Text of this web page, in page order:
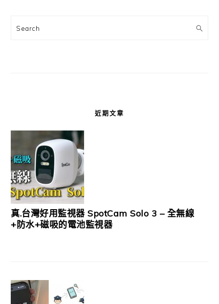
Search
近期文章
真.台灣好用監視器 SpotCam Solo 3 – 全無線
+防水+磁吸的電池監視器